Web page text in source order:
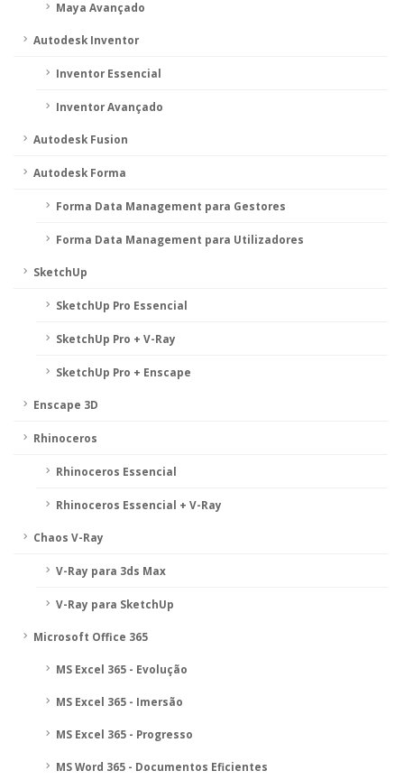
Maya Avançado
Autodesk Inventor
Inventor Essencial
Inventor Avançado
Autodesk Fusion
Autodesk Forma
Forma Data Management para Gestores
Forma Data Management para Utilizadores
SketchUp
SketchUp Pro Essencial
SketchUp Pro + V-Ray
SketchUp Pro + Enscape
Enscape 3D
Rhinoceros
Rhinoceros Essencial
Rhinoceros Essencial + V-Ray
Chaos V-Ray
V-Ray para 3ds Max
V-Ray para SketchUp
Microsoft Office 365
MS Excel 365 - Evolução
MS Excel 365 - Imersão
MS Excel 365 - Progresso
MS Word 365 - Documentos Eficientes